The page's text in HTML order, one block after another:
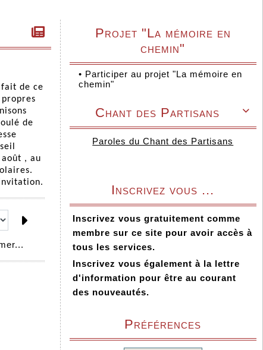
de ce
de
, au
Projet "La mémoire en
chemin"
• Participer au projet "La mémoire en
chemin"

Chant des Partisans
Paroles du Chant des Partisans
Inscrivez vous ...
Inscrivez vous gratuitement comme
membre sur ce site pour avoir accès à
tous les services.
Inscrivez vous également à la lettre
d'information pour être au courant
des nouveautés.
Préférences